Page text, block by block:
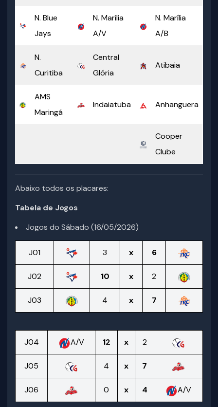
N. Blue
Jays
N. Marília
A/V
N. Marília
A/B
N.
Curitiba
Central
Glória
Atibaia
AMS
Maringá
Indaiatuba Anhanguera
Cooper
Clube
Abaixo todos os placares:
Tabela de Jogos
Jogos do Sábado (16/05/2026)
J01 3 x 6
J02 10 x 2
J03 4 x 7
J04 A/V 12 x 2
J05 4 x 7
J06 0 x 4 A/V